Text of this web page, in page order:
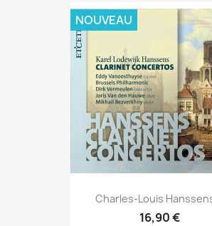
Charles-Louis
16,90 €
NOUVEAU